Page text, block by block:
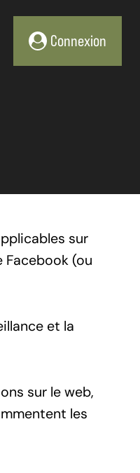
Connexion
sur
Facebook (ou
et la
sur le web,
les